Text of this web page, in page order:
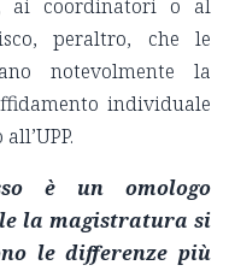
ai coordinatori o al
peraltro, che le
notevolmente la
individuale
è un omologo
la magistratura si
le differenze più